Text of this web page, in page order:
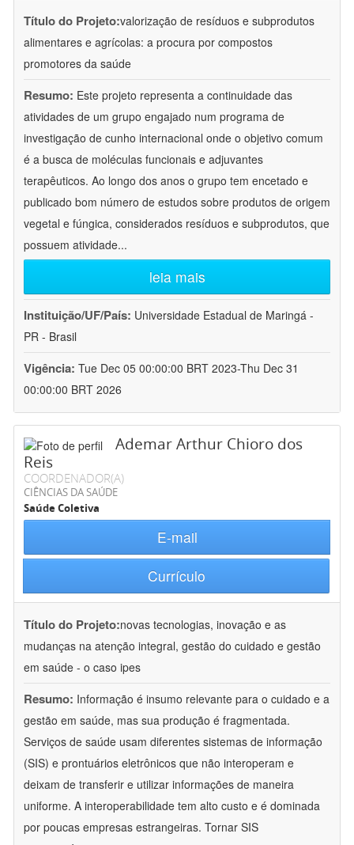
Título do Projeto:valorização de resíduos e subprodutos
alimentares e agrícolas: a procura por compostos
promotores da saúde
Resumo: Este projeto representa a continuidade das
atividades de um grupo engajado num programa de
investigação de cunho internacional onde o objetivo comum
é a busca de moléculas funcionais e adjuvantes
terapêuticos. Ao longo dos anos o grupo tem encetado e
publicado bom número de estudos sobre produtos de origem
vegetal e fúngica, considerados resíduos e subprodutos, que
possuem atividade...
leia mais
Instituição/UF/País: Universidade Estadual de Maringá -
PR - Brasil
Vigência: Tue Dec 05 00:00:00 BRT 2023-Thu Dec 31
00:00:00 BRT 2026
Ademar Arthur Chioro dos
Reis
COORDENADOR(A)
CIÊNCIAS DA SAÚDE
Saúde Coletiva
E-mail
Currículo
Título do Projeto:novas tecnologias, inovação e as
mudanças na atenção integral, gestão do cuidado e gestão
em saúde - o caso ipes
Resumo: Informação é insumo relevante para o cuidado e a
gestão em saúde, mas sua produção é fragmentada.
Serviços de saúde usam diferentes sistemas de informação
(SIS) e prontuários eletrônicos que não interoperam e
deixam de transferir e utilizar informações de maneira
uniforme. A interoperabilidade tem alto custo e é dominada
por poucas empresas estrangeiras. Tornar SIS